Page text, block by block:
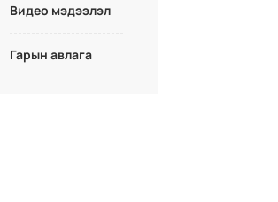
Видео мэдээлэл
Гарын авлага